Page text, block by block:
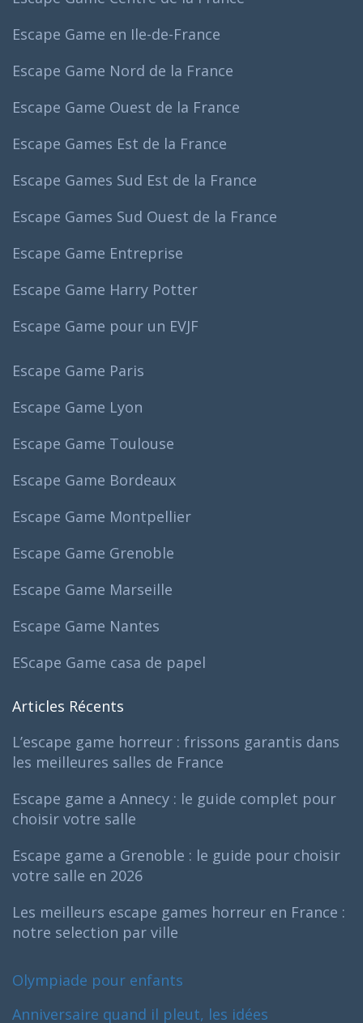
Escape Game en Ile-de-France
Escape Game Nord de la France
Escape Game Ouest de la France
Escape Games Est de la France
Escape Games Sud Est de la France
Escape Games Sud Ouest de la France
Escape Game Entreprise
Escape Game Harry Potter
Escape Game pour un EVJF
Escape Game Paris
Escape Game Lyon
Escape Game Toulouse
Escape Game Bordeaux
Escape Game Montpellier
Escape Game Grenoble
Escape Game Marseille
Escape Game Nantes
EScape Game casa de papel
Articles Récents
L’escape game horreur : frissons garantis dans
les meilleures salles de France
Escape game a Annecy : le guide complet pour
choisir votre salle
Escape game a Grenoble : le guide pour choisir
votre salle en 2026
Les meilleurs escape games horreur en France :
notre selection par ville
Olympiade pour enfants
Anniversaire quand il pleut, les idées